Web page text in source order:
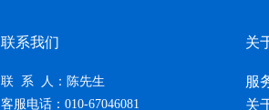
联系我们
联 系 人：陈先生
客服电话：010-67046081
关
服
关